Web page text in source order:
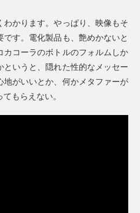
かります。やっぱり、映像もそ
す。電化製品も、艶めかないと
カコーラのボトルのフォルムしか
というと、隠れた性的なメッセー
地がいいとか、何かメタファーが
もらえない。